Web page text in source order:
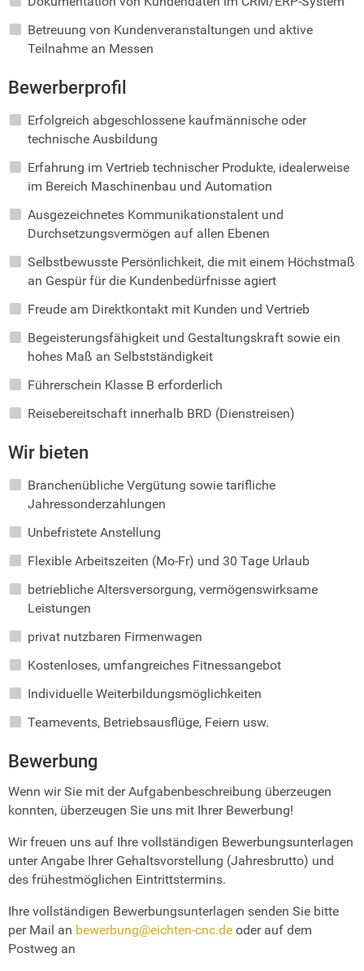
Betreuung von Kundenveranstaltungen und aktive
Teilnahme an Messen
Bewerberprofil
Erfolgreich abgeschlossene kaufmännische oder
technische Ausbildung
Erfahrung im Vertrieb technischer Produkte, idealerweise
im Bereich Maschinenbau und Automation
Ausgezeichnetes Kommunikationstalent und
Durchsetzungsvermögen auf allen Ebenen
Selbstbewusste Persönlichkeit, die mit einem Höchstmaß
an Gespür für die Kundenbedürfnisse agiert
Freude am Direktkontakt mit Kunden und Vertrieb
Begeisterungsfähigkeit und Gestaltungskraft sowie ein
hohes Maß an Selbstständigkeit
Führerschein Klasse B erforderlich
Reisebereitschaft innerhalb BRD (Dienstreisen)
Wir bieten
Branchenübliche Vergütung sowie tarifliche
Jahressonderzahlungen
Unbefristete Anstellung
Flexible Arbeitszeiten (Mo-Fr) und 30 Tage Urlaub
betriebliche Altersversorgung, vermögenswirksame
Leistungen
privat nutzbaren Firmenwagen
Kostenloses, umfangreiches Fitnessangebot
Individuelle Weiterbildungsmöglichkeiten
Teamevents, Betriebsausflüge, Feiern usw.
Bewerbung
Wenn wir Sie mit der Aufgabenbeschreibung überzeugen
konnten, überzeugen Sie uns mit Ihrer Bewerbung!
Wir freuen uns auf Ihre vollständigen Bewerbungsunterlagen
unter Angabe Ihrer Gehaltsvorstellung (Jahresbrutto) und
des frühestmöglichen Eintrittstermins.
Ihre vollständigen Bewerbungsunterlagen senden Sie bitte
per Mail an bewerbung@eichten-cnc.de oder auf dem
Postweg an